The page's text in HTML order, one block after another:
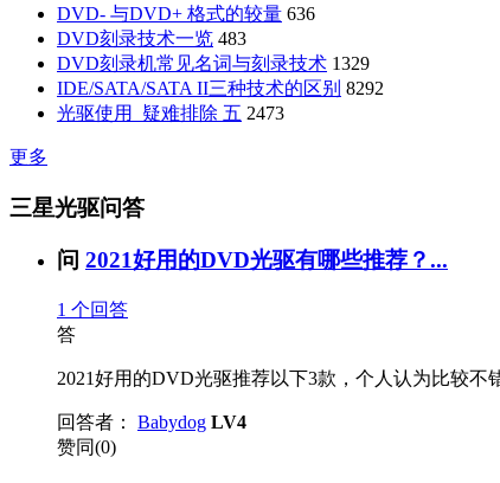
DVD- 与DVD+ 格式的较量 636
DVD刻录技术一览 483
DVD刻录机常见名词与刻录技术 1329
IDE/SATA/SATA II三种技术的区别 8292
光驱使用_疑难排除 五 2473
更多
三星光驱问答
问 2021好用的DVD光驱有哪些推荐？...
1 个回答
答
2021好用的DVD光驱推荐以下3款，个人认为比较
回答者： Babydog LV4
赞同(0)